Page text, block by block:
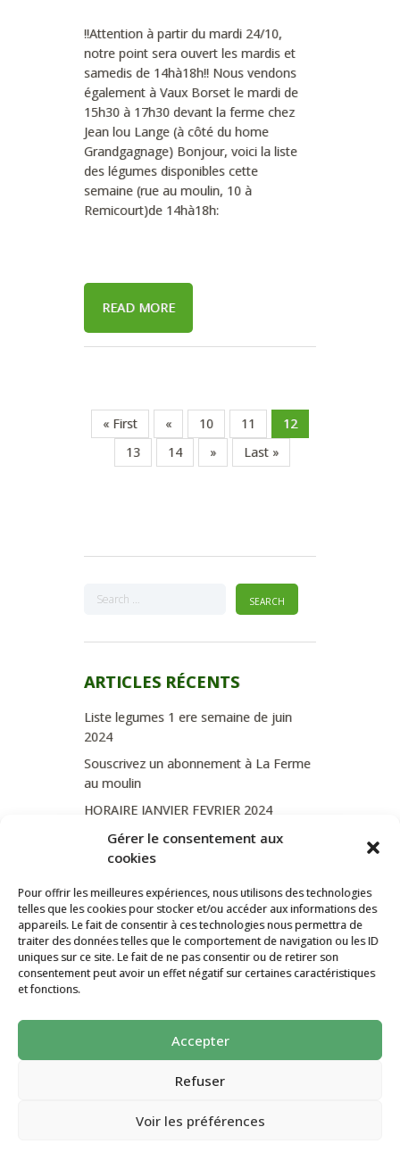
Gérer le consentement aux
cookies
Pour offrir les meilleures expériences, nous utilisons des technologies
telles que les cookies pour stocker et/ou accéder aux informations des
appareils. Le fait de consentir à ces technologies nous permettra de
traiter des données telles que le comportement de navigation ou les ID
uniques sur ce site. Le fait de ne pas consentir ou de retirer son
consentement peut avoir un effet négatif sur certaines caractéristiques
et fonctions.
Accepter
Refuser
Voir les préférences
!!Attention à partir du mardi 24/10,
notre point sera ouvert les mardis et
samedis de 14hà18h!! Nous vendons
également à Vaux Borset le mardi de
15h30 à 17h30 devant la ferme chez
Jean lou Lange (à côté du home
Grandgagnage) Bonjour, voici la liste
des légumes disponibles cette
semaine (rue au moulin, 10 à
Remicourt)de 14hà18h:
READ MORE
« First « 10 11
12
13
14 » Last »
ARTICLES RÉCENTS
Liste legumes 1 ere semaine de juin
2024
Souscrivez un abonnement à La Ferme
au moulin
HORAIRE JANVIER FEVRIER 2024
Soutien de La Province de Liège
JOURNEE PORTES OUVERTES
CATÉGORIES
La ferme Au Moulin 2026 - Tous droits
réservés